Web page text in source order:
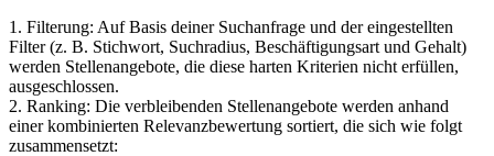
1. Filterung: Auf Basis deiner Suchanfrage und der eingestellten
Filter (z. B. Stichwort, Suchradius, Beschäftigungsart und Gehalt)
werden Stellenangebote, die diese harten Kriterien nicht erfüllen,
ausgeschlossen.
2. Ranking: Die verbleibenden Stellenangebote werden anhand
einer kombinierten Relevanzbewertung sortiert, die sich wie folgt
zusammensetzt: